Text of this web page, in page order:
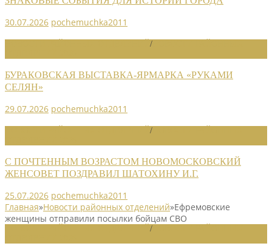
30.07.2026 pochemuchka2011
/
БУРАКОВСКАЯ ВЫСТАВКА-ЯРМАРКА «РУКАМИ
СЕЛЯН»
29.07.2026 pochemuchka2011
/
С ПОЧТЕННЫМ ВОЗРАСТОМ НОВОМОСКОВСКИЙ
ЖЕНСОВЕТ ПОЗДРАВИЛ ШАТОХИНУ И.Г.
25.07.2026 pochemuchka2011
Главная»Новости районных отделений»Ефремовские
женщины отправили посылки бойцам СВО
/